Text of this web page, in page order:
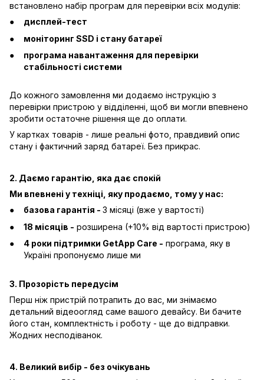
встановлено набір програм для перевірки всіх модулів:
дисплей-тест
моніторинг SSD і стану батареї
програма навантаження для перевірки
стабільності системи
До кожного замовлення ми додаємо інструкцію з
перевірки пристрою у відділенні, щоб ви могли впевнено
зробити остаточне рішення ще до оплати.
У картках товарів - лише реальні фото, правдивий опис
стану і фактичний заряд батареї. Без прикрас.
2. Даємо гарантію, яка дає спокій
Ми впевнені у техніці, яку продаємо, тому у нас:
базова гарантія - 3 місяці (вже у вартості)
18 місяців - розширена (+10% від вартості пристрою)
4 роки підтримки GetApp Care - програма, яку в
Україні пропонуємо лише ми
3. Прозорість передусім
Перш ніж пристрій потрапить до вас, ми знімаємо
детальний відеоогляд саме вашого девайсу. Ви бачите
його стан, комплектність і роботу - ще до відправки.
Жодних несподіванок.
4. Великий вибір - без очікувань